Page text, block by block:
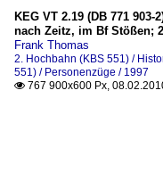
KEG VT 2.19 (DB 771
nach Zeitz, im Bf Stößen;
Frank Thomas
2. Hochbahn (KBS 551) /
551) / Personenzüge / 1997
 767 900x600 Px,